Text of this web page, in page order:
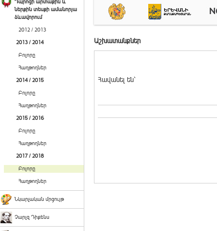
Դպրոցի արտաքին և
ներքին տեսքի ամանորյա
ձևավորում
2012 / 2013
2013 / 2014
Բոլորը
Հաղթողներ
2014 / 2015
Բոլորը
Հաղթողներ
2015 / 2016
Բոլորը
Հաղթողներ
2017 / 2018
Բոլորը
Հաղթողներ
Նկարչական մրցույթ
Չարլզ Դիքենս
Աշխատանքներ
Հավանել են`